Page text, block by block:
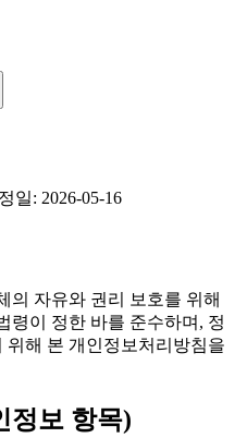
일: 2026-05-16
의 자유와 권리 보호를 위해
령이 정한 바를 준수하며, 정
위해 본 개인정보처리방침을
정보 항목)